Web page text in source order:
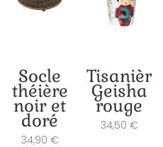
Socle
théière
noir et
doré
34,90 €
Tisanière
Geisha
rouge
34,50 €